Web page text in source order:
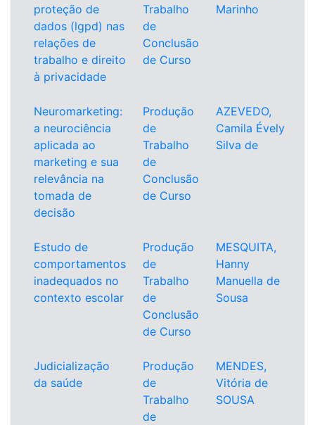
proteção de
dados (lgpd) nas
relações de
trabalho e direito
à privacidade
Trabalho
de
Conclusão
de Curso
Marinho
Neuromarketing:
a neurociência
aplicada ao
marketing e sua
relevância na
tomada de
decisão
Produção
de
Trabalho
de
Conclusão
de Curso
AZEVEDO,
Camila Évely
Silva de
Estudo de
comportamentos
inadequados no
contexto escolar
Produção
de
Trabalho
de
Conclusão
de Curso
MESQUITA,
Hanny
Manuella de
Sousa
Judicialização
da saúde
Produção
de
Trabalho
de
MENDES,
Vitória de
SOUSA